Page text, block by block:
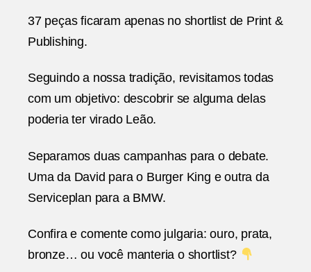
37 peças ficaram apenas no shortlist de Print &
Publishing.
Seguindo a nossa tradição, revisitamos todas
com um objetivo: descobrir se alguma delas
poderia ter virado Leão.
Separamos duas campanhas para o debate.
Uma da David para o Burger King e outra da
Serviceplan para a BMW.
Confira e comente como julgaria: ouro, prata,
bronze… ou você manteria o shortlist?